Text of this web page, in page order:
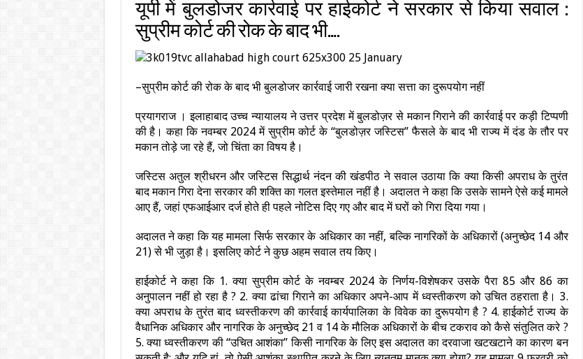
यूपी में बुलडोजर कार्रवाई पर हाईकोर्ट ने सरकार से किया सवाल :
सुप्रीम कोर्ट की रोक के बाद भी….
–सुप्रीम कोर्ट की रोक के बाद भी बुलडोजर कार्रवाई जारी रखना क्या सत्ता का दुरूपयोग नहीं
प्रयागराज । इलाहाबाद उच्च न्यायालय ने उत्तर प्रदेश में बुलडोज़र से मकान गिराने की कार्रवाई पर कड़ी टिप्पणी
की है। कहा कि नवम्बर 2024 में सुप्रीम कोर्ट के “बुलडोज़र जस्टिस” फैसले के बाद भी राज्य में दंड के तौर पर
मकान तोड़े जा रहे हैं, जो चिंता का विषय है।
जस्टिस अतुल श्रीधरन और जस्टिस सिद्धार्थ नंदन की खंडपीठ ने सवाल उठाया कि क्या किसी अपराध के तुरंत
बाद मकान गिरा देना सरकार की शक्ति का गलत इस्तेमाल नहीं है। अदालत ने कहा कि उसके सामने ऐसे कई मामले
आए हैं, जहां एफआईआर दर्ज होते ही पहले नोटिस दिए गए और बाद में घरों को गिरा दिया गया।
अदालत ने कहा कि यह मामला सिर्फ सरकार के अधिकार का नहीं, बल्कि नागरिकों के अधिकारों (अनुच्छेद 14 और
21) से भी जुड़ा है। इसलिए कोर्ट ने कुछ अहम सवाल तय किए।
हाईकोर्ट ने कहा कि 1. क्या सुप्रीम कोर्ट के नवम्बर 2024 के निर्णय-विशेषकर उसके पैरा 85 और 86 का
अनुपालन नहीं हो रहा है ? 2. क्या ढांचा गिराने का अधिकार अपने-आप में ध्वस्तीकरण को उचित ठहराता है। 3.
क्या अपराध के तुरंत बाद ध्वस्तीकरण की कार्रवाई कार्यपालिका के विवेक का दुरूपयोग है ? 4. हाईकोर्ट राज्य के
वैधानिक अधिकार और नागरिक के अनुच्छेद 21 व 14 के मौलिक अधिकारों के बीच टकराव को कैसे संतुलित करे ?
5. क्या ध्वस्तीकरण की “उचित आशंका” किसी नागरिक के लिए इस अदालत का दरवाजा खटखटाने का कारण बन